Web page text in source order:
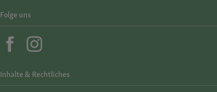
Inhalte & Rechtliches
Folge uns